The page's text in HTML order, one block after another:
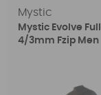
Mystic
Mystic Evolve
4/3mm Fzip Men